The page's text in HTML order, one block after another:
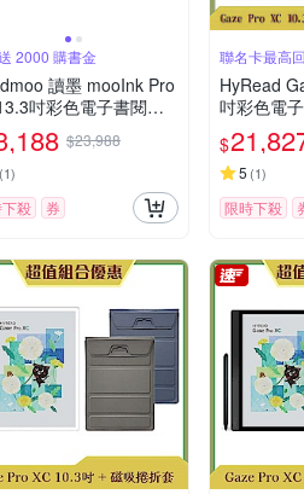
2000 購書金
讀墨 mooInk Pro
吋彩色電子書閱讀
$23,988
(1)
殺 券
聯名卡最高
HyRead
吋彩色電
黑)+磁吸
(組合)
$
5 (1)
限時下殺